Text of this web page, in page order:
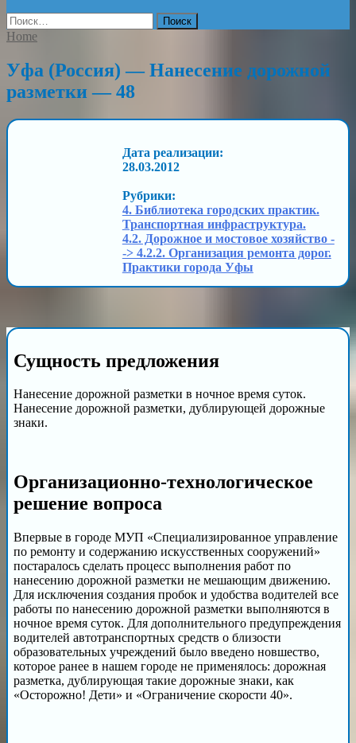
Найти:
Home
Уфа (Россия) — Нанесение дорожной
разметки — 48
Дата реализации:
28.03.2012
Рубрики:
4. Библиотека городских практик.
Транспортная инфраструктура.
4.2. Дорожное и мостовое хозяйство -
-> 4.2.2. Организация ремонта дорог.
Практики города Уфы
Сущность предложения
Нанесение дорожной разметки в ночное время суток.
Нанесение дорожной разметки, дублирующей дорожные
знаки.
Организационно-технологическое
решение вопроса
Впервые в городе МУП «Специализированное управление
по ремонту и содержанию искусственных сооружений»
постаралось сделать процесс выполнения работ по
нанесению дорожной разметки не мешающим движению.
Для исключения создания пробок и удобства водителей все
работы по нанесению дорожной разметки выполняются в
ночное время суток. Для дополнительного предупреждения
водителей автотранспортных средств о близости
образовательных учреждений было введено новшество,
которое ранее в нашем городе не применялось: дорожная
разметка, дублирующая такие дорожные знаки, как
«Осторожно! Дети» и «Ограничение скорости 40».